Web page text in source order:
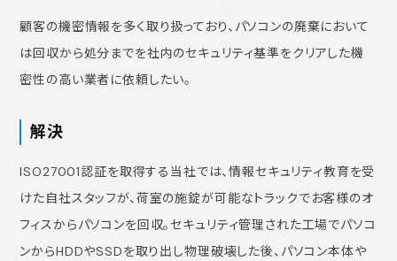
顧客の機密情報を多く取り扱っており、パソコンの廃棄において
は回収から処分までを社内のセキュリティ基準をクリアした機
密性の高い業者に依頼したい。
解決
ISO27001認証を取得する当社では、情報セキュリティ教育を受
けた自社スタッフが、荷室の施錠が可能なトラックでお客様のオ
フィスからパソコンを回収。セキュリティ管理された工場でパソコ
ンからHDDやSSDを取り出し物理破壊した後、パソコン本体や